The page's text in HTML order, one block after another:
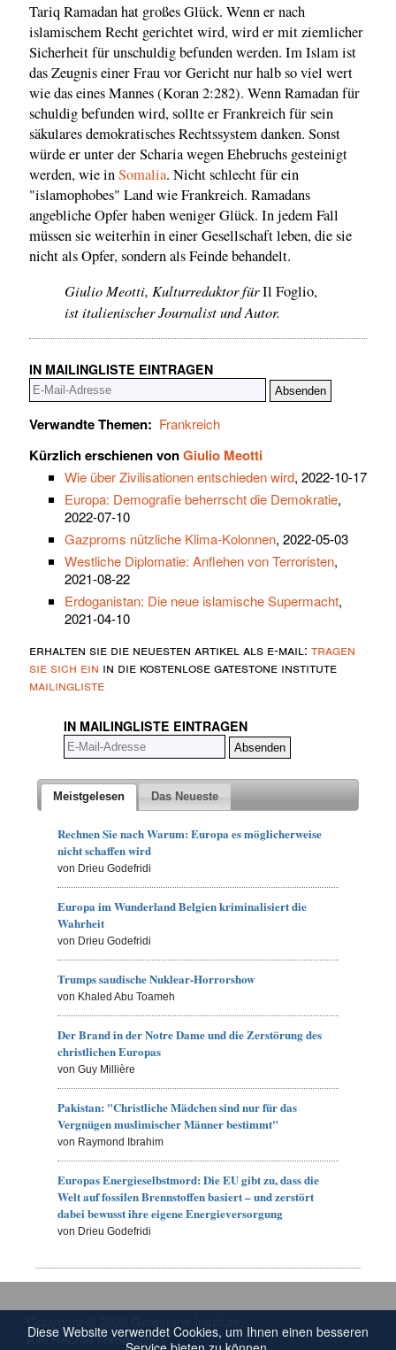
Tariq Ramadan hat großes Glück. Wenn er nach
islamischem Recht gerichtet wird, wird er mit ziemlicher
Sicherheit für unschuldig befunden werden. Im Islam ist
das Zeugnis einer Frau vor Gericht nur halb so viel wert
wie das eines Mannes (Koran 2:282). Wenn Ramadan für
schuldig befunden wird, sollte er Frankreich für sein
säkulares demokratisches Rechtssystem danken. Sonst
würde er unter der Scharia wegen Ehebruchs gesteinigt
werden, wie inSomalia. Nicht schlecht für ein
"islamophobes" Land wie Frankreich. Ramadans
angebliche Opfer haben weniger Glück. In jedem Fall
müssen sie weiterhin in einer Gesellschaft leben, die sie
nicht als Opfer, sondern als Feinde behandelt.
Giulio Meotti, Kulturredaktor fürIl Foglio,
ist italienischer Journalist und Autor.
IN MAILINGLISTE EINTRAGEN
Verwandte Themen: Frankreich
Kürzlich erschienen vonGiulio Meotti
Wie über Zivilisationen entschieden wird, 2022-10-17
Europa: Demografie beherrscht die Demokratie,
2022-07-10
Gazproms nützliche Klima-Kolonnen, 2022-05-03
Westliche Diplomatie: Anflehen von Terroristen,
2021-08-22
Erdoganistan: Die neue islamische Supermacht,
2021-04-10
erhalten sie die neuesten artikel als e-mail: tragen
sie sich ein in die kostenlose gatestone institute
mailingliste
IN MAILINGLISTE EINTRAGEN
Meistgelesen Das Neueste
Rechnen Sie nach Warum: Europa es möglicherweise
nicht schaffen wird
von Drieu Godefridi
Europa im Wunderland Belgien kriminalisiert die
Wahrheit
von Drieu Godefridi
Trumps saudische Nuklear-Horrorshow
von Khaled Abu Toameh
Der Brand in der Notre Dame und die Zerstörung des
christlichen Europas
von Guy Millière
Pakistan: "Christliche Mädchen sind nur für das
Vergnügen muslimischer Männer bestimmt"
von Raymond Ibrahim
Europas Energieselbstmord: Die EU gibt zu, dass die
Welt auf fossilen Brennstoffen basiert – und zerstört
dabei bewusst ihre eigene Energieversorgung
von Drieu Godefridi
Alle Rechte vorbehalten.
Diese Website verwendet Cookies, um Ihnen einen besseren